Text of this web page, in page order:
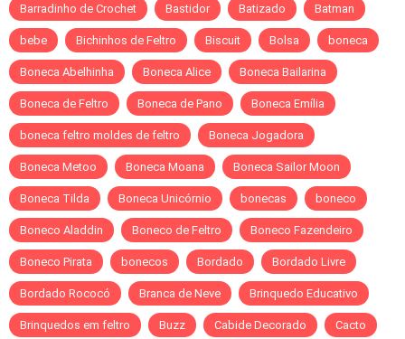
Barradinho de Crochet Bastidor Batizado Batman
bebe Bichinhos de Feltro Biscuit Bolsa boneca
Boneca Abelhinha Boneca Alice Boneca Bailarina
Boneca de Feltro Boneca de Pano Boneca Emília
boneca feltro moldes de feltro Boneca Jogadora
Boneca Metoo Boneca Moana Boneca Sailor Moon
Boneca Tilda Boneca Unicórnio bonecas boneco
Boneco Aladdin Boneco de Feltro Boneco Fazendeiro
Boneco Pirata bonecos Bordado Bordado Livre
Bordado Rococó Branca de Neve Brinquedo Educativo
Brinquedos em feltro Buzz Cabide Decorado Cacto